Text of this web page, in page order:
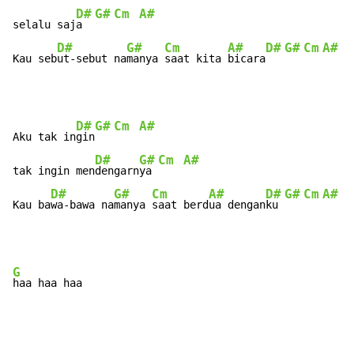
selalu saj
D#
a
G# Cm A#
Kau seb
D#
ut-sebut na
G#
manya
Cm
saat kita
A#
bicara
D# G# Cm A#
Aku tak in
D#
gin
G# Cm A#
tak ingin men
D#
dengarn
G#
ya
Cm A#
Kau ba
D#
wa-bawa na
G#
manya
Cm
saat berd
A#
ua dengan
D#
ku
G# Cm A#
G
haa haa haa